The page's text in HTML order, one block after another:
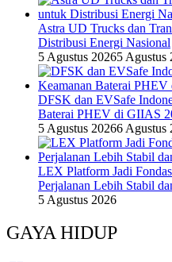
Astra UD Trucks dan
Distribusi Energi Nasional
5 Agustus 20265 Agustus
DFSK dan EVSafe
Baterai PHEV di GIIAS
5 Agustus 20266 Agustus
LEX Platform Jadi
Perjalanan Lebih Stabil
5 Agustus 2026
GAYA HIDUP